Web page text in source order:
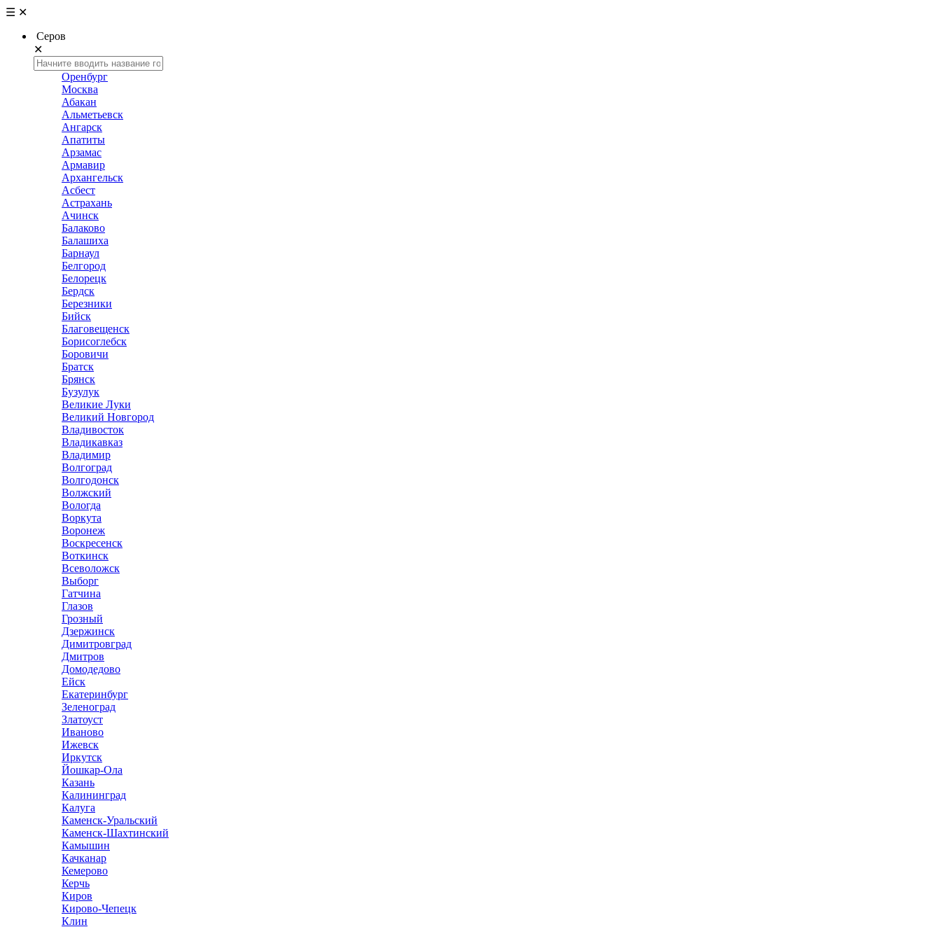
☰ ✕
Серов
✕
Оренбург
Москва
Абакан
Альметьевск
Ангарск
Апатиты
Арзамас
Армавир
Архангельск
Асбест
Астрахань
Ачинск
Балаково
Балашиха
Барнаул
Белгород
Белорецк
Бердск
Березники
Бийск
Благовещенск
Борисоглебск
Боровичи
Братск
Брянск
Бузулук
Великие Луки
Великий Новгород
Владивосток
Владикавказ
Владимир
Волгоград
Волгодонск
Волжский
Вологда
Воркута
Воронеж
Воскресенск
Воткинск
Всеволожск
Выборг
Гатчина
Глазов
Грозный
Дзержинск
Димитровград
Дмитров
Домодедово
Ейск
Екатеринбург
Зеленоград
Златоуст
Иваново
Ижевск
Иркутск
Йошкар-Ола
Казань
Калининград
Калуга
Каменск-Уральский
Каменск-Шахтинский
Камышин
Качканар
Кемерово
Керчь
Киров
Кирово-Чепецк
Клин